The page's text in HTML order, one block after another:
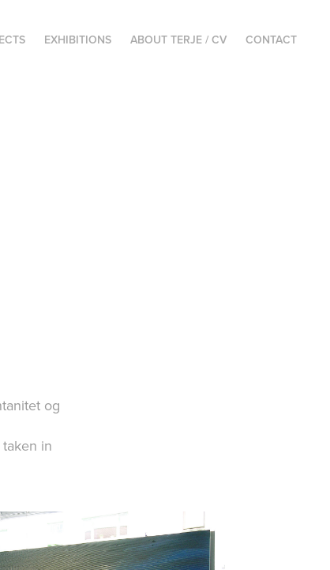
EXHIBITIONS ABOUT TERJE / CV CONTACT
og
in